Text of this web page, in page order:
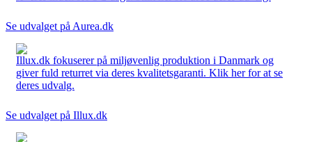
Se udvalget på Aurea.dk
Illux.dk fokuserer på miljøvenlig produktion i Danmark og
giver fuld returret via deres kvalitetsgaranti. Klik her for at se
deres udvalg.
Se udvalget på Illux.dk